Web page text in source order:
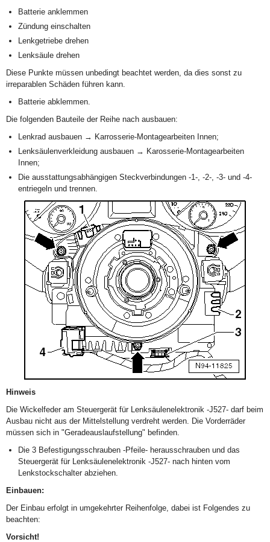
Batterie anklemmen
Zündung einschalten
Lenkgetriebe drehen
Lenksäule drehen
Diese Punkte müssen unbedingt beachtet werden, da dies sonst zu
irreparablen Schäden führen kann.
Batterie abklemmen.
Die folgenden Bauteile der Reihe nach ausbauen:
Lenkrad ausbauen → Karrosserie-Montagearbeiten Innen;
Lenksäulenverkleidung ausbauen → Karosserie-Montagearbeiten
Innen;
Die ausstattungsabhängigen Steckverbindungen -1-, -2-, -3- und -4-
entriegeln und trennen.
Hinweis
Die Wickelfeder am Steuergerät für Lenksäulenelektronik -J527- darf beim
Ausbau nicht aus der Mittelstellung verdreht werden. Die Vorderräder
müssen sich in "Geradeauslaufstellung" befinden.
Die 3 Befestigungsschrauben -Pfeile- herausschrauben und das
Steuergerät für Lenksäulenelektronik -J527- nach hinten vom
Lenkstockschalter abziehen.
Einbauen:
Der Einbau erfolgt in umgekehrter Reihenfolge, dabei ist Folgendes zu
beachten:
Vorsicht!